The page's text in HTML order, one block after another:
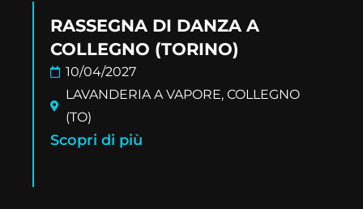
RASSEGNA DI DANZA A
COLLEGNO (TORINO)
10/04/2027
LAVANDERIA A VAPORE, COLLEGNO
(TO)
Scopri di più